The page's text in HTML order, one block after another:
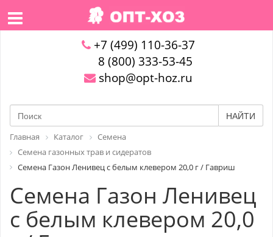
+7 (499) 110-36-37
8 (800) 333-53-45
shop@opt-hoz.ru
НАЙТИ
Главная Каталог
Семена
Семена газонных трав и сидератов
Семена Газон Ленивец с белым клевером 20,0 г / Гавриш
Семена Газон Ленивец
с белым клевером 20,0